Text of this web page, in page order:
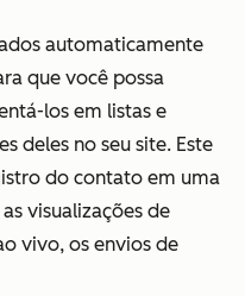
automaticamente
que você possa
los em listas e
deles no seu site. Este
do contato em uma
visualizações de
vivo, os envios de